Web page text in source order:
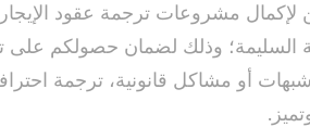
مشروعات ترجمة عقود الإيجار،
السليمة؛ وذلك لضمان حصولكم
أو مشاكل قانونية، ترجمة